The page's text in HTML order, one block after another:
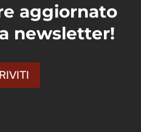
aggiornato
newsletter!